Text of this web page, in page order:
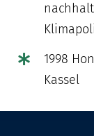
1998
Kassel